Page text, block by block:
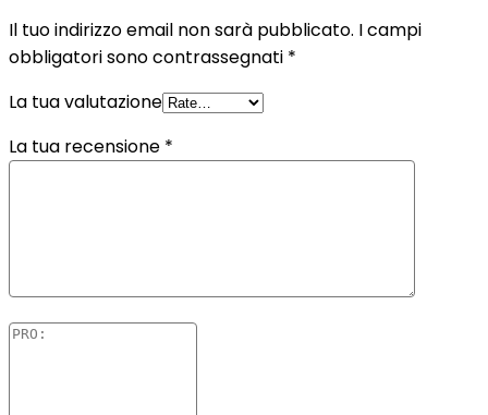
Il tuo indirizzo email non sarà pubblicato. I campi
obbligatori sono contrassegnati *
La tua valutazione
La tua recensione *